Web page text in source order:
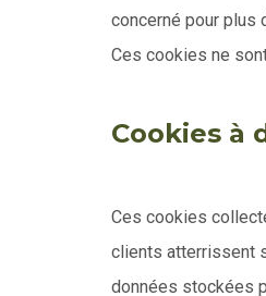
concerné pour plus
Ces cookies ne
Cookies à
Ces cookies
clients atterrissent
données stockées